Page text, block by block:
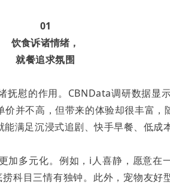
01
饮食诉诸情绪，
就餐追求氛围
抚慰的作用。CBNData调研数据显
并不高，但带来的体验却很丰富，
满足沉浸式追剧、快手早餐、低成
加多元化。例如，i人喜静，愿意在
科目三情有独钟。此外，宠物友好